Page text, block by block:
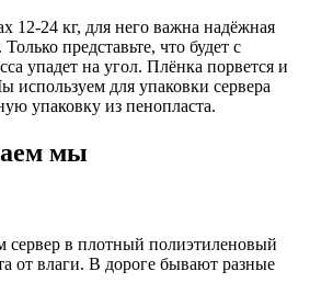
12-24 кг, для него важна надёжная
представьте, что будет с
упадет на угол. Плёнка порвется и
используем для упаковки сервера
упаковку из пенопласта.
мы
сервер в плотный полиэтиленовый
от влаги. В дороге бывают разные